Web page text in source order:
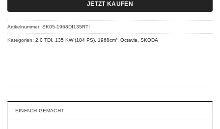
JETZT KAUFEN
Artikelnummer: SK05-1968DI135RTI
Kategorien: 2.0 TDI, 135 KW (184 PS), 1968cm³ Octavia SKODA
EINFACH GEMACHT